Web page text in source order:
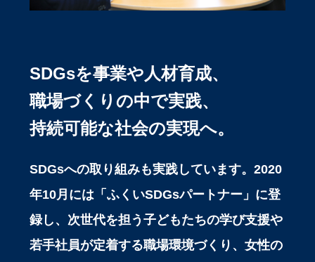
SDGsを事業や人材育成、
職場づくりの中で実践、
持続可能な社会の実現へ。
SDGsへの取り組みも実践しています。2020
年10月には「ふくいSDGsパートナー」に登
録し、次世代を担う子どもたちの学び支援や
若手社員が定着する職場環境づくり、女性の